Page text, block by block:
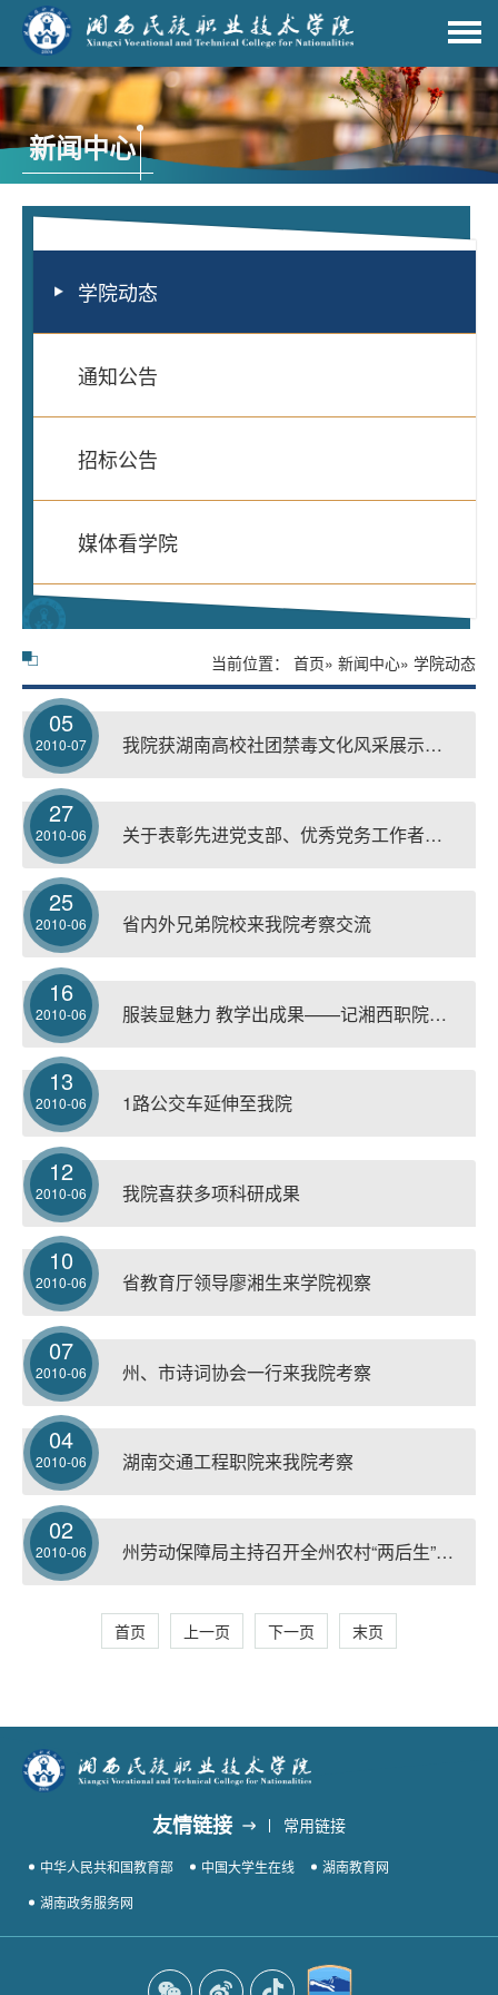
新闻中心
学院动态
通知公告
招标公告
媒体看学院
当前位置： 首页» 新闻中心» 学院动态
05
2010-07 我院获湖南高校社团禁毒文化风采展示大赛“优秀组织奖”
27
2010-06 关于表彰先进党支部、优秀党务工作者、优秀共产党员的决定
25
2010-06 省内外兄弟院校来我院考察交流
16
2010-06 服装显魅力 教学出成果——记湘西职院民族艺术系服装展演
13
2010-06 1路公交车延伸至我院
12
2010-06 我院喜获多项科研成果
10
2010-06 省教育厅领导廖湘生来学院视察
07
2010-06 州、市诗词协会一行来我院考察
04
2010-06 湖南交通工程职院来我院考察
02
2010-06 州劳动保障局主持召开全州农村“两后生”入读技工学校招生工作会议
首页 上一页 下一页 末页
友情链接 常用链接
中华人民共和国教育部 中国大学生在线
湖南教育网
湖南政务服务网